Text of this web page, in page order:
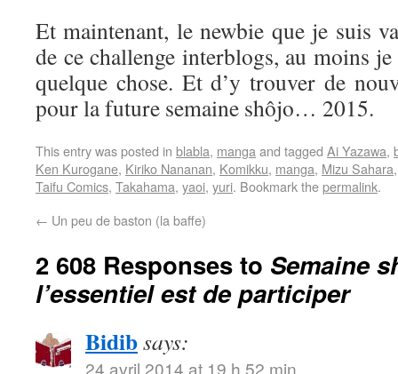
Et maintenant, le newbie que je suis
de ce challenge interblogs, au moins
quelque chose. Et d’y trouver de
pour la future semaine shôjo… 2015.
This entry was posted in blabla, mangaand tagged Ai Yazawa,
Ken Kurogane, Kiriko Nananan, Komikku, manga, Mizu Sahara
Taifu Comics, Takahama, yaoi, yuri. Bookmark thepermalink.
← Un peu de baston (la baffe)
2 608 Responses to Semaine
l’essentiel est de participer
Bidibsays:
24 avril 2014 at 19 h 52 min